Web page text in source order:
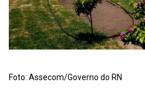
Foto: Assecom/Governo do RN